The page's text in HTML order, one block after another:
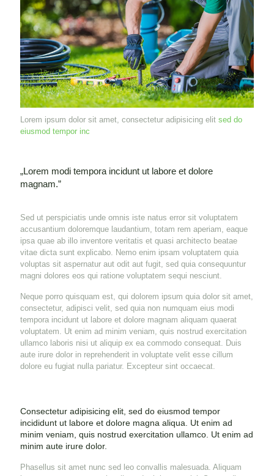
Lorem ipsum dolor sit amet, consectetur adipisicing elit sed do
eiusmod tempor inc
„Lorem modi tempora incidunt ut labore et dolore
magnam.”
Sed ut perspiciatis unde omnis iste natus error sit voluptatem
accusantium doloremque laudantium, totam rem aperiam, eaque
ipsa quae ab illo inventore veritatis et quasi architecto beatae
vitae dicta sunt explicabo. Nemo enim ipsam voluptatem quia
voluptas sit aspernatur aut odit aut fugit, sed quia consequuntur
magni dolores eos qui ratione voluptatem sequi nesciunt.
Neque porro quisquam est, qui dolorem ipsum quia dolor sit amet,
consectetur, adipisci velit, sed quia non numquam eius modi
tempora incidunt ut labore et dolore magnam aliquam quaerat
voluptatem. Ut enim ad minim veniam, quis nostrud exercitation
ullamco laboris nisi ut aliquip ex ea commodo consequat. Duis
aute irure dolor in reprehenderit in voluptate velit esse cillum
dolore eu fugiat nulla pariatur. Excepteur sint occaecat.
Consectetur adipisicing elit, sed do eiusmod tempor
incididunt ut labore et dolore magna aliqua. Ut enim ad
minim veniam, quis nostrud exercitation ullamco. Ut enim ad
minim aute irure dolor.
Phasellus sit amet nunc sed leo convallis malesuada. Aliquam